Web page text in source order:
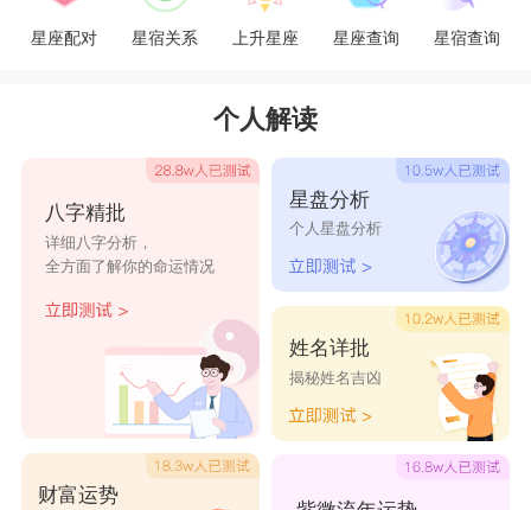
那样倜傥风流的。天蝎的痛苦不仅因双子们的轻
浮，更因为双子们居然敢伤害她们的感情。天蝎座
出击，打得对方落花流水，从此不敢轻举妄动。
双子和天蝎在一起时，其实就相当于是两个选
手在一起跑国际马拉松，看谁先放弃。因为两人其
实完全没有共通点，思想行为相差十万八千里。最
初的时候，双子座会被天蝎座的激情和神秘所吸
引，但一相处，他们就会觉得，天蝎座的神秘，其
实是她们收起了自己的情绪，不表露出来而已。这
对有什么说什么的双子，就等于是在看一套黑白默
星座配对 星宿关系 上升星座 星座查询 星宿查询
个人解读
八字精批
详细八字分析，
全方面了解你的命运情况
财富运势
星盘分析
个人星盘分析
姓名详批
揭秘姓名吉凶